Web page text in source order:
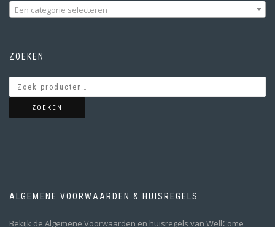
Een categorie selecteren
ZOEKEN
ZOEKEN
ALGEMENE VOORWAARDEN & HUISREGELS
Bekijk de Algemene Voorwaarden en huisregels van WellCome